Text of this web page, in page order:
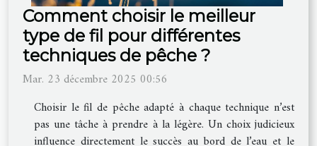
Comment choisir le meilleur
type de fil pour différentes
techniques de pêche ?
Mar. 23 décembre 2025 00:56
Choisir le fil de pêche adapté à chaque technique n’est
pas une tâche à prendre à la légère. Un choix judicieux
influence directement le succès au bord de l’eau et le